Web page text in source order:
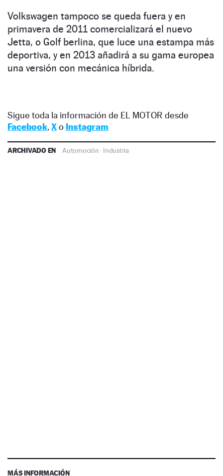
Volkswagen tampoco se queda fuera y en
primavera de 2011 comercializará el nuevo
Jetta, o Golf berlina, que luce una estampa más
deportiva, y en 2013 añadirá a su gama europea
una versión con mecánica híbrida.
Sigue toda la información de EL MOTOR desde
Facebook, Xo Instagram
ARCHIVADO EN Automoción · Industria
MÁS INFORMACIÓN